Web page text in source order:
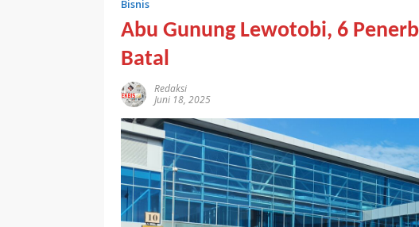
Bisnis
Abu Gunung Lewotobi, 6
Batal
Redaksi
Juni 18, 2025